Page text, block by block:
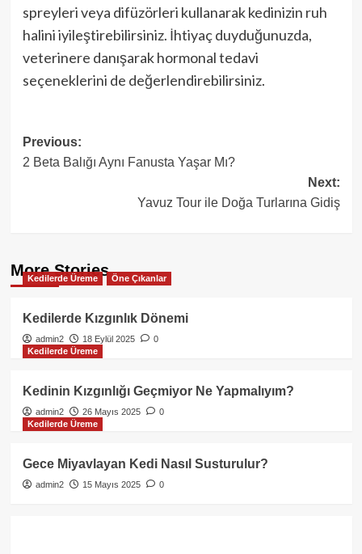
spreyleri veya difüzörleri kullanarak kedinizin ruh
halini iyileştirebilirsiniz. İhtiyaç duyduğunuzda,
veterinere danışarak hormonal tedavi
seçeneklerini de değerlendirebilirsiniz.
Post
navigation
Previous:
2 Beta Balığı Aynı Fanusta Yaşar Mı?
Next:
Yavuz Tour ile Doğa Turlarına Gidiş
More Stories
Kedilerde Üreme Öne Çıkanlar
Kedilerde Kızgınlık Dönemi
admin2 18 Eylül 2025
0
Kedilerde Üreme
Kedinin Kızgınlığı Geçmiyor Ne Yapmalıyım?
admin2 26 Mayıs 2025
0
Kedilerde Üreme
Gece Miyavlayan Kedi Nasıl Susturulur?
admin2 15 Mayıs 2025 0